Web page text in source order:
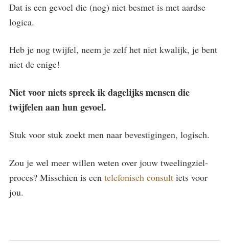
Dat is een gevoel die (nog) niet besmet is met aardse
logica.
Heb je nog twijfel, neem je zelf het niet kwalijk, je bent
niet de enige!
Niet voor niets spreek ik dagelijks mensen die
twijfelen aan hun gevoel.
Stuk voor stuk zoekt men naar bevestigingen, logisch.
Zou je wel meer willen weten over jouw tweelingziel-
proces? Misschien is een telefonisch consult iets voor
jou.